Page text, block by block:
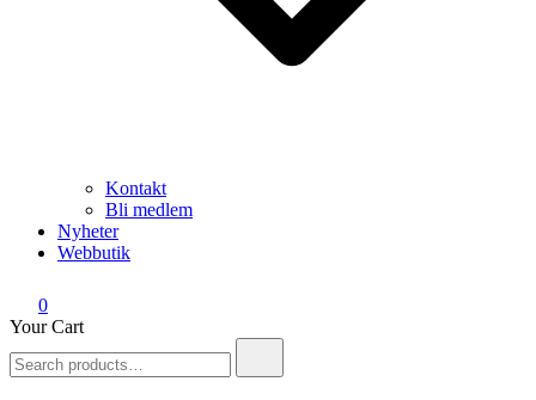
Kontakt
Bli medlem
Nyheter
Webbutik
0
Your Cart
for: